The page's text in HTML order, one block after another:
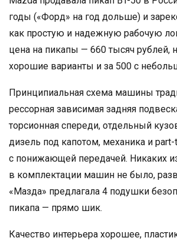
годы («Форд» на год дольше) и
как простую и надежную рабочую
цена на пикапы — 660 тысяч рублей,
хорошие варианты и за 500 с
Принципиальная схема машины
рессорная зависимая задняя
торсионная спереди, отдельный
дизель под капотом, механика и
с понижающей передачей. Никаких
в комплектации машин не было,
«Мазда» предлагала 4 подушки
пикапа — прямо шик.
Качество интерьера хорошее,